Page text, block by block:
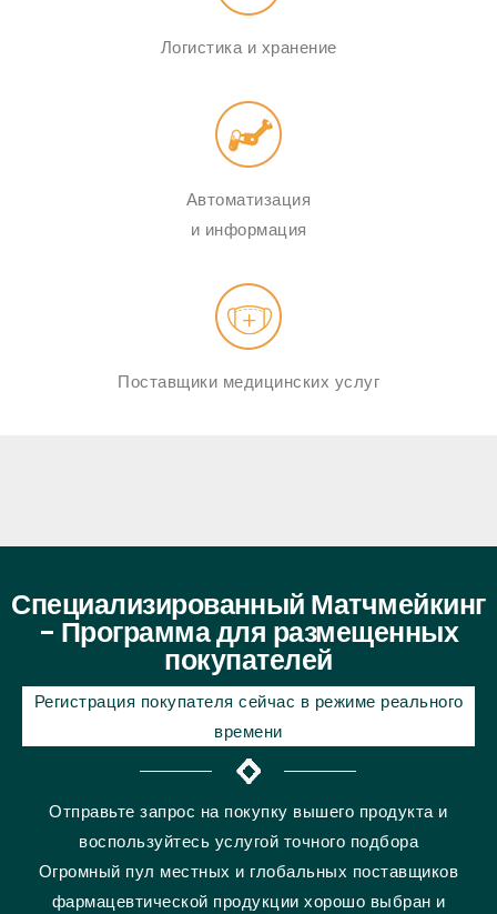
Логистика и хранение
Автоматизация
и информация
Поставщики медицинских услуг
Специализированный Матчмейкинг
- Программа для размещенных
покупателей
Регистрация покупателя сейчас в режиме реального
времени
Отправьте запрос на покупку вышего продукта и
воспользуйтесь услугой точного подбора
Огромный пул местных и глобальных поставщиков
фармацевтической продукции хорошо выбран и